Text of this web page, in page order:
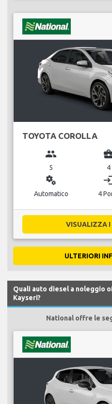
TOYOTA COROLLA
group
5 4
miscellaneous_services
Automatico 4
VISUALIZZA I
ULTERIORI
Quali auto diesel a noleggio
Kayseri?
National offre le